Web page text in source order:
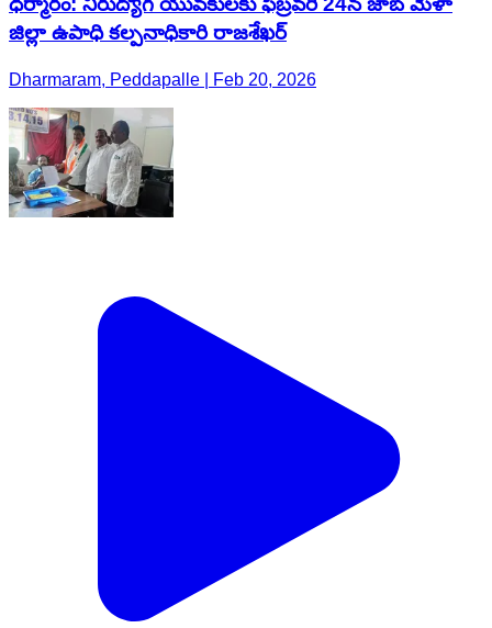
జిల్లా ఉపాధి కల్పనాధికారి రాజశేఖర్
Dharmaram, Peddapalle | Feb 20, 2026